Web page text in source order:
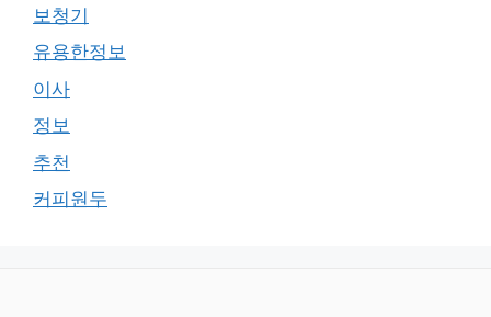
보청기
유용한정보
이사
정보
추천
커피원두